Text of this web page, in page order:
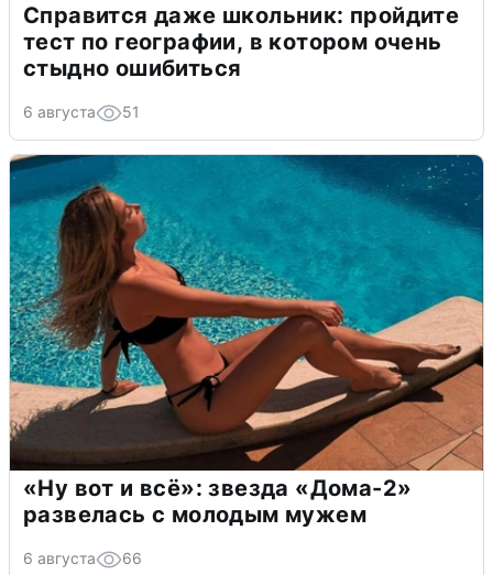
Справится даже школьник: пройдите
тест по географии, в котором очень
стыдно ошибиться
6 августа 51
«Ну вот и всё»: звезда «Дома-2»
развелась с молодым мужем
6 августа 66